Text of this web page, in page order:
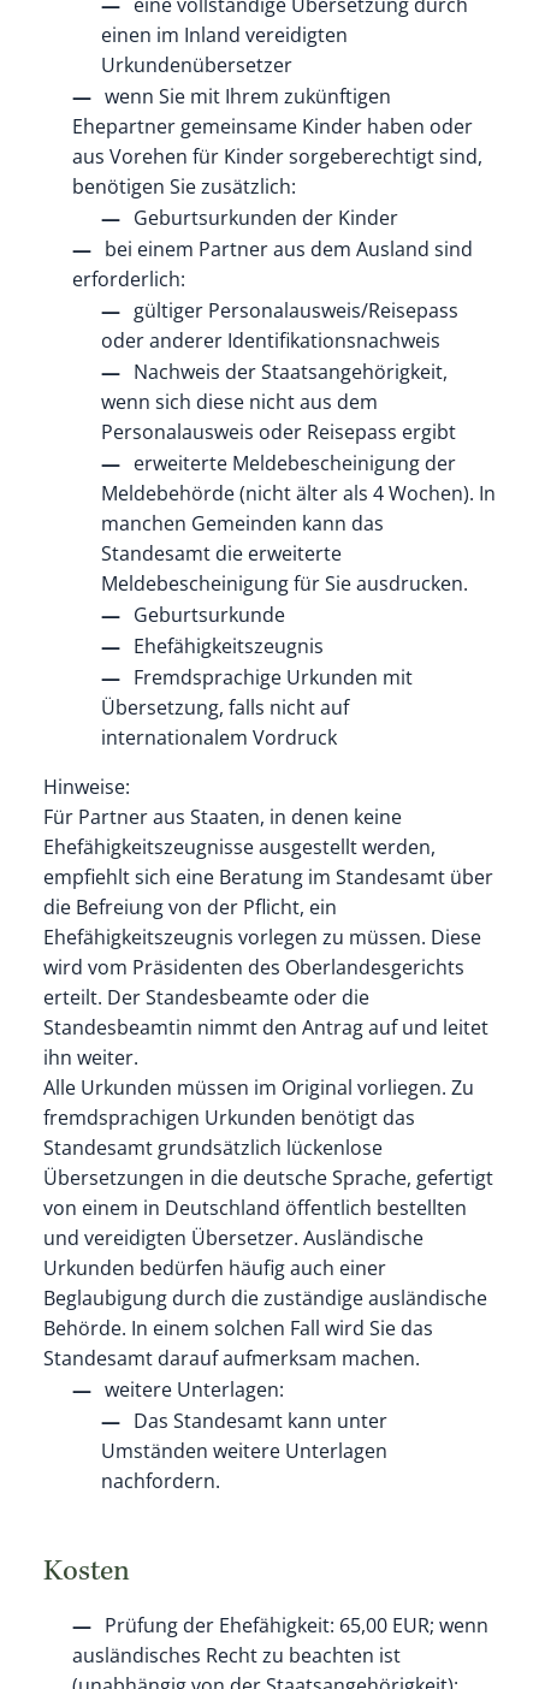
einen im Inland vereidigten
Urkundenübersetzer
wenn Sie mit Ihrem zukünftigen
Ehepartner gemeinsame Kinder haben oder
aus Vorehen für Kinder sorgeberechtigt sind,
benötigen Sie zusätzlich:
​​​​​​​Geburtsurkunden der Kinder
bei einem Partner aus dem Ausland sind
erforderlich:
​​​​​​gültiger Personalausweis/Reisepass
oder anderer Identifikationsnachweis
​​​​​​​Nachweis der Staatsangehörigkeit,
wenn sich diese nicht aus dem
Personalausweis oder Reisepass ergibt
erweiterte Meldebescheinigung der
Meldebehörde (nicht älter als 4 Wochen). In
manchen Gemeinden kann das
Standesamt die erweiterte
Meldebescheinigung für Sie ausdrucken.
Geburtsurkunde
Ehefähigkeitszeugnis
Fremdsprachige Urkunden mit
Übersetzung, falls nicht auf
internationalem Vordruck
Hinweise:
Für Partner aus Staaten, in denen keine
Ehefähigkeitszeugnisse ausgestellt werden,
empfiehlt sich eine Beratung im Standesamt über
die Befreiung von der Pflicht, ein
Ehefähigkeitszeugnis vorlegen zu müssen. Diese
wird vom Präsidenten des Oberlandesgerichts
erteilt. Der Standesbeamte oder die
Standesbeamtin nimmt den Antrag auf und leitet
ihn weiter.
Alle Urkunden müssen im Original vorliegen. Zu
fremdsprachigen Urkunden benötigt das
Standesamt grundsätzlich lückenlose
Übersetzungen in die deutsche Sprache, gefertigt
von einem in Deutschland öffentlich bestellten
und vereidigten Übersetzer. Ausländische
Urkunden bedürfen häufig auch einer
Beglaubigung durch die zuständige ausländische
Behörde. In einem solchen Fall wird Sie das
Standesamt darauf aufmerksam machen.
weitere Unterlagen:
​​​​​​​Das Standesamt kann unter
Umständen weitere Unterlagen
nachfordern.
Kosten
Prüfung der Ehefähigkeit: 65,00 EUR; wenn
ausländisches Recht zu beachten ist